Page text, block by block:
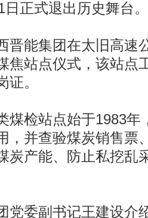
日正式退出历史舞台。
能集团在太旧高速
焦站点仪式，该站点
证。
检站点始于1983年
，并查验煤炭销售票
炭产能、防止私挖乱
委副书记王建设介